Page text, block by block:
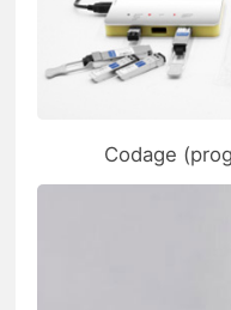
Codage